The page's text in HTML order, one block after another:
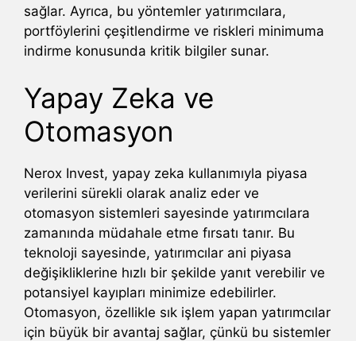
sağlar. Ayrıca, bu yöntemler yatırımcılara,
portföylerini çeşitlendirme ve riskleri minimuma
indirme konusunda kritik bilgiler sunar.
Yapay Zeka ve
Otomasyon
Nerox Invest, yapay zeka kullanımıyla piyasa
verilerini sürekli olarak analiz eder ve
otomasyon sistemleri sayesinde yatırımcılara
zamanında müdahale etme fırsatı tanır. Bu
teknoloji sayesinde, yatırımcılar ani piyasa
değişikliklerine hızlı bir şekilde yanıt verebilir ve
potansiyel kayıpları minimize edebilirler.
Otomasyon, özellikle sık işlem yapan yatırımcılar
için büyük bir avantaj sağlar, çünkü bu sistemler